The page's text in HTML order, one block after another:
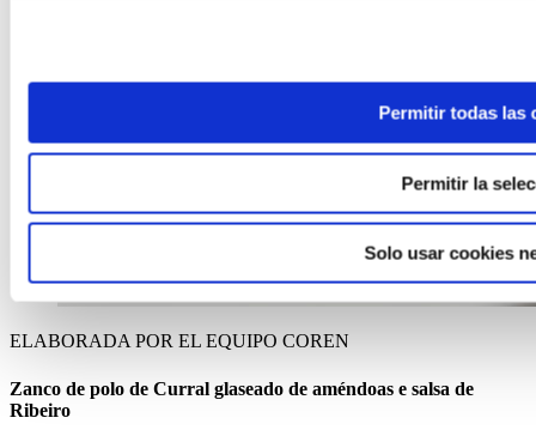
Permitir todas las
Permitir la
Solo usar cookies
ELABORADA POR EL EQUIPO COREN
Zanco de polo de Curral glaseado de améndoas e salsa de
Ribeiro